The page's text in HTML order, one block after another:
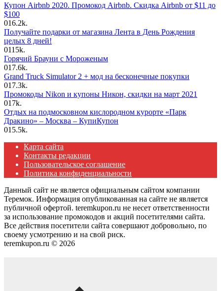
Купон Airbnb 2020. Промокод Airbnb. Скидка Airbnb от $11 до
$100
016.2k.
Получайте подарки от магазина Лента в День Рождения
целых 8 дней!
0115k.
Горячий Брауни с Мороженым
017.6k.
Grand Truck Simulator 2 + мод на бесконечные покупки
017.3k.
Промокоды Nikon и купоны Никон, скидки на март 2021
017k.
Отдых на подмосковном кислородном курорте «Парк
Дракино» – Москва – КупиКупон
015.5k.
Карта сайта
Контакты редакции
Пользовательское соглашение
Политика конфиденциальности
Данный сайт не является официальным сайтом компании
Теремок. Информация опубликованная на сайте не является
публичной офертой. teremkupon.ru не несет ответственности
за использование промокодов и акций посетителями сайта.
Все действия посетители сайта совершают добровольно, по
своему усмотрению и на свой риск.
teremkupon.ru © 2026